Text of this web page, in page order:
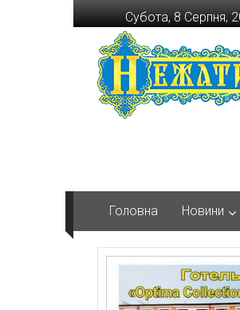
Перейти
до
вмісту
Субота, 8 Серпня,
Головна Новини